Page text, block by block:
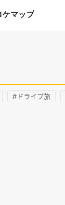
ケマップ
#ドライブ旅